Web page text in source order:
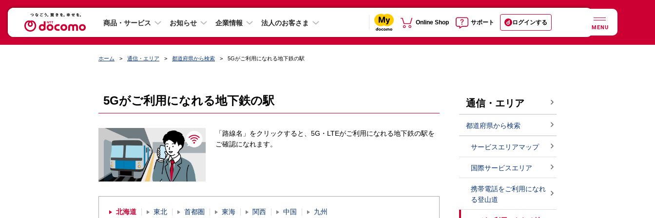
商品・サービス お知らせ 企業情報 法人のお客さま Online Shop サポート ログインする
MENU
ホーム 通信・エリア 都道府県から検索 5Gがご利用になれる地下鉄の駅
5Gがご利用になれる地下鉄の駅
「路線名」をクリックすると、5G・LTEがご利用になれる地下鉄の駅を
ご確認になれます。
北海道 東北 首都圏 東海 関西 中国 九州
通信・エリア
都道府県から検索
サービスエリアマップ
国際サービスエリア
携帯電話をご利用になれ
る登山道